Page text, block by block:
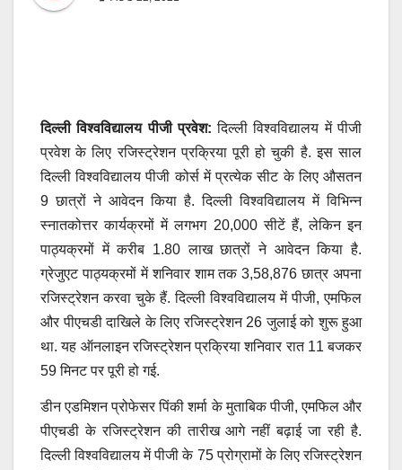
दिल्ली विश्वविद्यालय पीजी प्रवेश: दिल्ली विश्वविद्यालय में पीजी
प्रवेश के लिए रजिस्ट्रेशन प्रक्रिया पूरी हो चुकी है. इस साल
दिल्ली विश्वविद्यालय पीजी कोर्स में प्रत्येक सीट के लिए औसतन
9 छात्रों ने आवेदन किया है. दिल्ली विश्वविद्यालय में विभिन्न
स्नातकोत्तर कार्यक्रमों में लगभग 20,000 सीटें हैं, लेकिन इन
पाठ्यक्रमों में करीब 1.80 लाख छात्रों ने आवेदन किया है.
ग्रेजुएट पाठ्यक्रमों में शनिवार शाम तक 3,58,876 छात्र अपना
रजिस्ट्रेशन करवा चुके हैं. दिल्ली विश्वविद्यालय में पीजी, एमफिल
और पीएचडी दाखिले के लिए रजिस्ट्रेशन 26 जुलाई को शुरू हुआ
था. यह ऑनलाइन रजिस्ट्रेशन प्रक्रिया शनिवार रात 11 बजकर
59 मिनट पर पूरी हो गई.
डीन एडमिशन प्रोफेसर पिंकी शर्मा के मुताबिक पीजी, एमफिल और
पीएचडी के रजिस्ट्रेशन की तारीख आगे नहीं बढ़ाई जा रही है.
दिल्ली विश्वविद्यालय में पीजी के 75 प्रोग्रामों के लिए रजिस्ट्रेशन